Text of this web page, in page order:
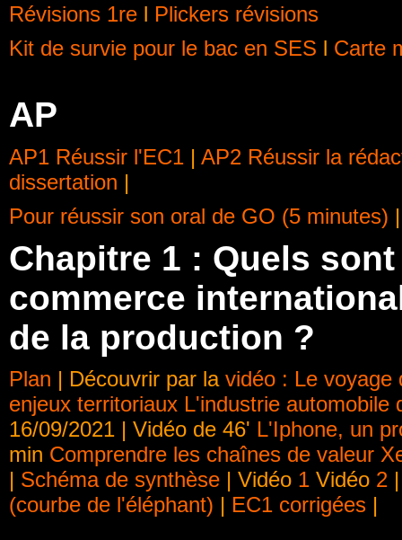
Révisions 1re l Plickers révisions
Kit de survie pour le bac en SES l Carte
AP
AP1 Réussir l'EC1 | AP2 Réussir la
dissertation |
Pour réussir son oral de GO (5 minutes) |
Chapitre 1 : Quels
commerce
de la production ?
Plan | Découvrir par la vidéo : Le voyage
enjeux territoriaux L'industrie automobile
16/09/2021 | Vidéo de 46' L'Iphone, un
min Comprendre les chaînes de valeur
| Schéma de synthèse | Vidéo 1 Vidéo 2
(courbe de l'éléphant) | EC1 corrigées |